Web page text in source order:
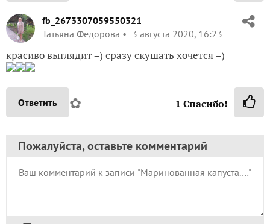
fb_2673307059550321
Татьяна Федорова
3 августа 2020, 16:23
красиво выглядит =) сразу скушать хочется =)
Ответить ✿ 1 Спасибо!
Пожалуйста, оставьте комментарий